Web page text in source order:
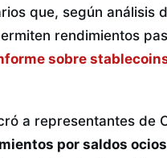
que, según análisis
rendimientos
sobre
a representantes de
por saldos